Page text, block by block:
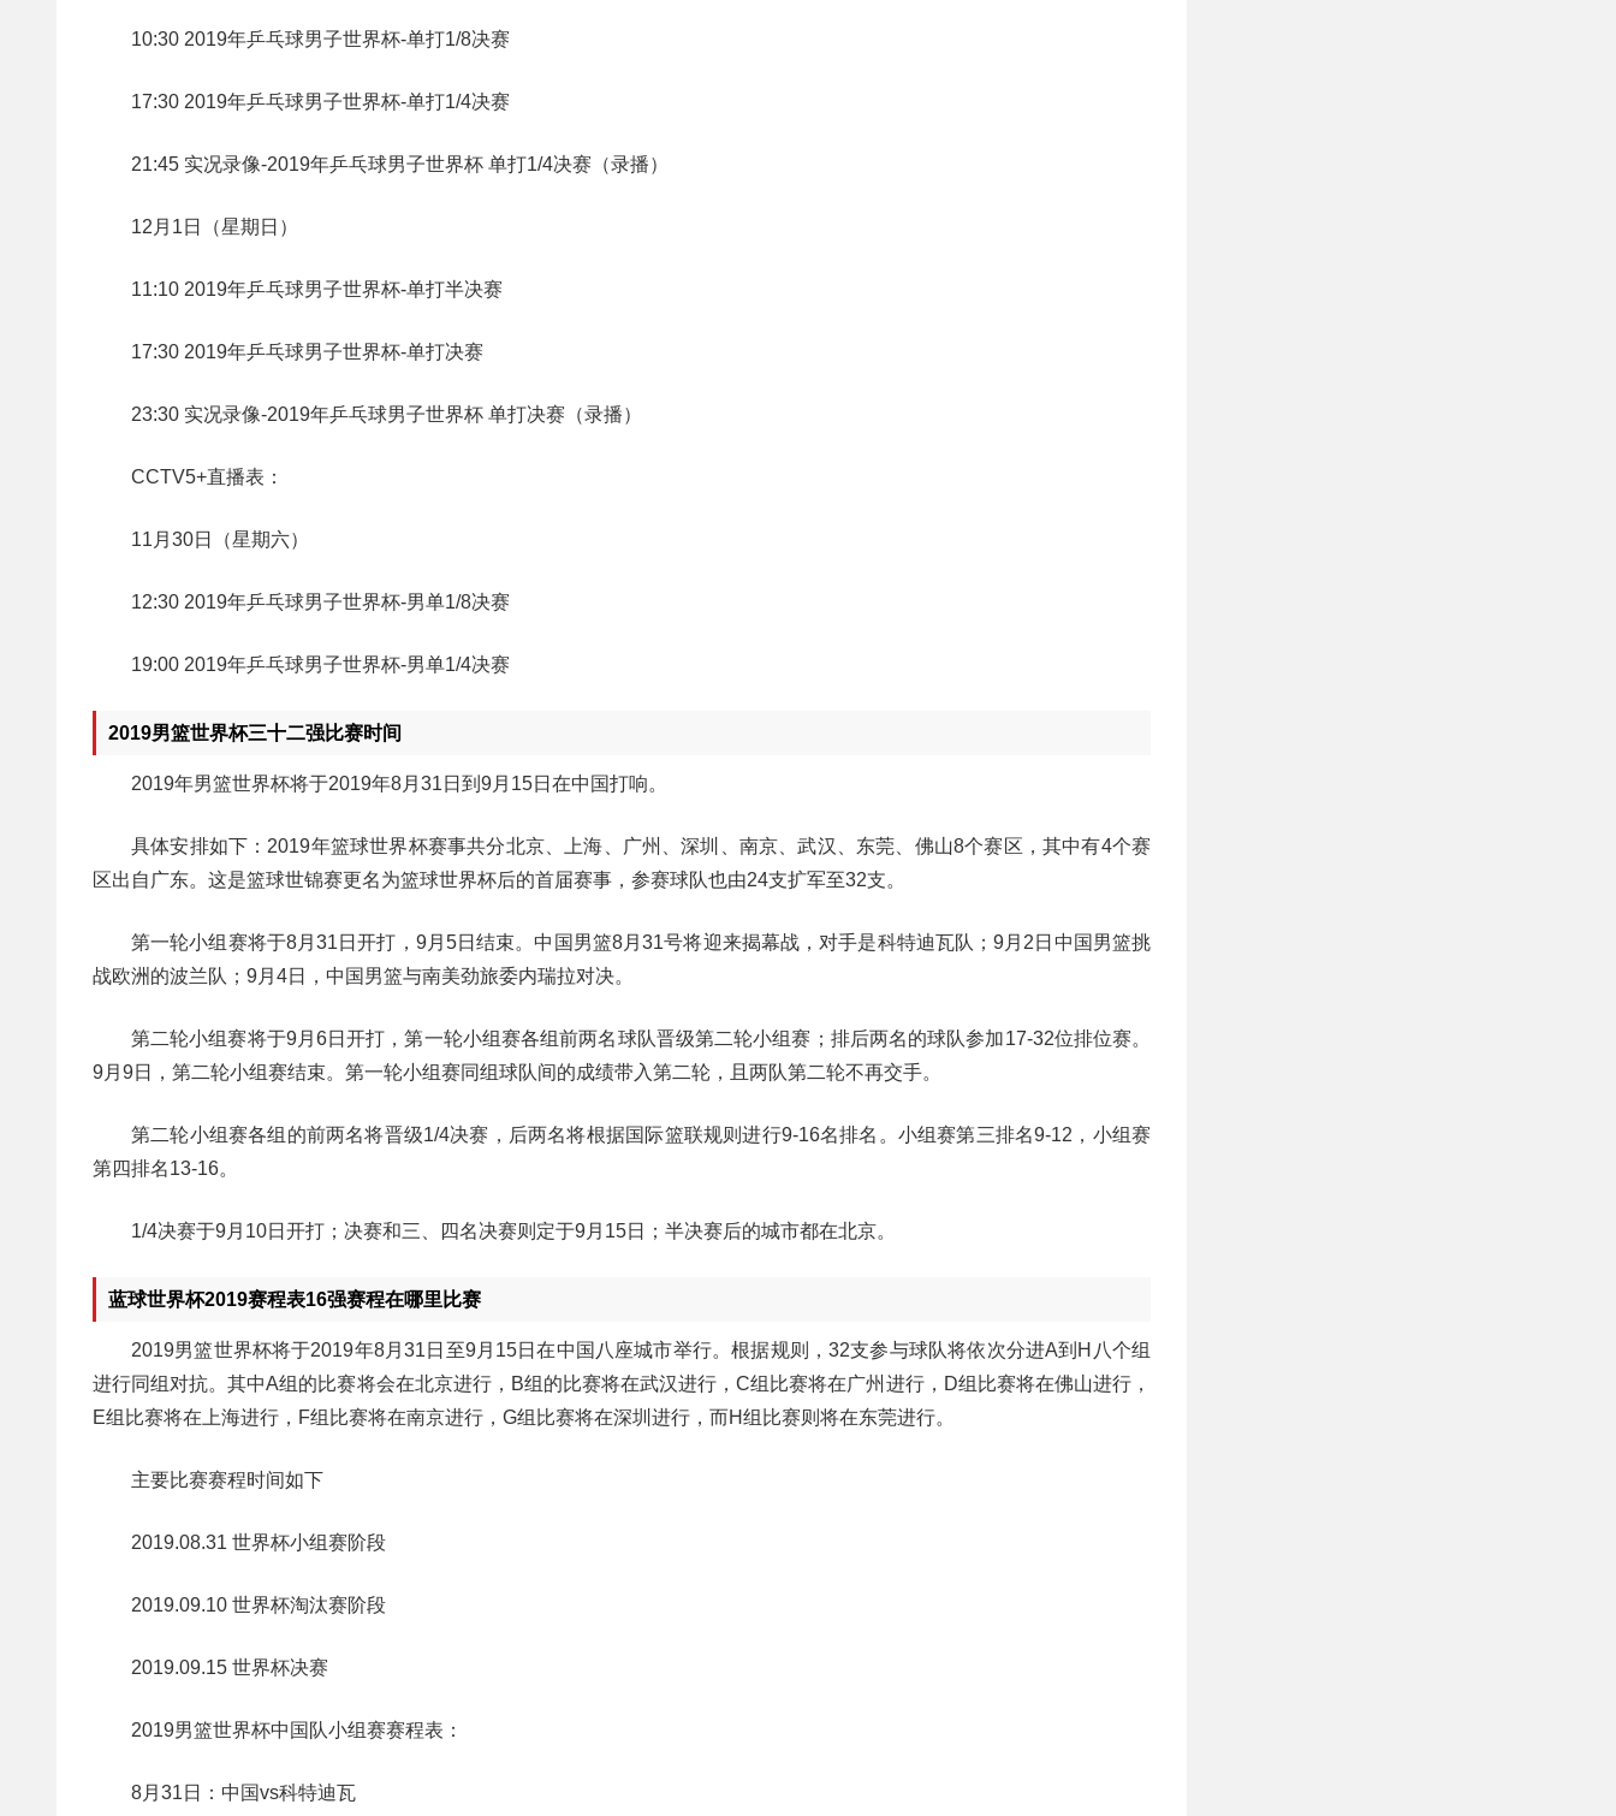
10:30 2019年乒乓球男子世界杯-单打1/8决赛
17:30 2019年乒乓球男子世界杯-单打1/4决赛
21:45 实况录像-2019年乒乓球男子世界杯 单打1/4决赛（录播）
12月1日（星期日）
11:10 2019年乒乓球男子世界杯-单打半决赛
17:30 2019年乒乓球男子世界杯-单打决赛
23:30 实况录像-2019年乒乓球男子世界杯 单打决赛（录播）
CCTV5+直播表：
11月30日（星期六）
12:30 2019年乒乓球男子世界杯-男单1/8决赛
19:00 2019年乒乓球男子世界杯-男单1/4决赛
2019男篮世界杯三十二强比赛时间
2019年男篮世界杯将于2019年8月31日到9月15日在中国打响。
具体安排如下：2019年篮球世界杯赛事共分北京、上海、广州、深圳、南京、武汉、东莞、佛山8个赛区，其中有4个赛
区出自广东。这是篮球世锦赛更名为篮球世界杯后的首届赛事，参赛球队也由24支扩军至32支。
第一轮小组赛将于8月31日开打，9月5日结束。中国男篮8月31号将迎来揭幕战，对手是科特迪瓦队；9月2日中国男篮挑
战欧洲的波兰队；9月4日，中国男篮与南美劲旅委内瑞拉对决。
第二轮小组赛将于9月6日开打，第一轮小组赛各组前两名球队晋级第二轮小组赛；排后两名的球队参加17-32位排位赛。
9月9日，第二轮小组赛结束。第一轮小组赛同组球队间的成绩带入第二轮，且两队第二轮不再交手。
第二轮小组赛各组的前两名将晋级1/4决赛，后两名将根据国际篮联规则进行9-16名排名。小组赛第三排名9-12，小组赛
第四排名13-16。
1/4决赛于9月10日开打；决赛和三、四名决赛则定于9月15日；半决赛后的城市都在北京。
蓝球世界杯2019赛程表16强赛程在哪里比赛
2019男篮世界杯将于2019年8月31日至9月15日在中国八座城市举行。根据规则，32支参与球队将依次分进A到H八个组
进行同组对抗。其中A组的比赛将会在北京进行，B组的比赛将在武汉进行，C组比赛将在广州进行，D组比赛将在佛山进行，
E组比赛将在上海进行，F组比赛将在南京进行，G组比赛将在深圳进行，而H组比赛则将在东莞进行。
主要比赛赛程时间如下
2019.08.31 世界杯小组赛阶段
2019.09.10 世界杯淘汰赛阶段
2019.09.15 世界杯决赛
2019男篮世界杯中国队小组赛赛程表：
8月31日：中国vs科特迪瓦